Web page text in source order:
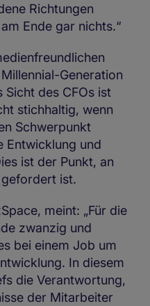
Richtungen
Ende gar nichts.“
Generation
Sicht des CFOs ist
stichhaltig, wenn
Schwerpunkt
Entwicklung und
ist der Punkt, an
ist.
meint: „Für die
zwanzig und
bei einem Job um
In diesem
die Verantwortung,
der Mitarbeiter